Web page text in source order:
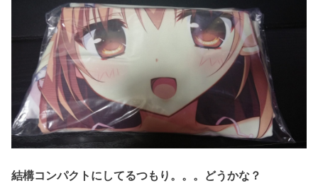
結構コンパクトにしてるつもり。。。どうかな？